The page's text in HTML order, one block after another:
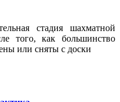
стадия шахматной
того, как большинство
или сняты с доски